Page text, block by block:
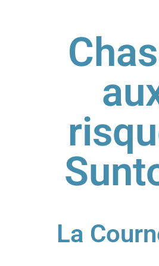
La